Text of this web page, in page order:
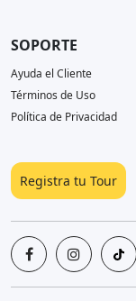
SOPORTE
Ayuda el Cliente
Términos de Uso
Política de Privacidad
Registra tu Tour